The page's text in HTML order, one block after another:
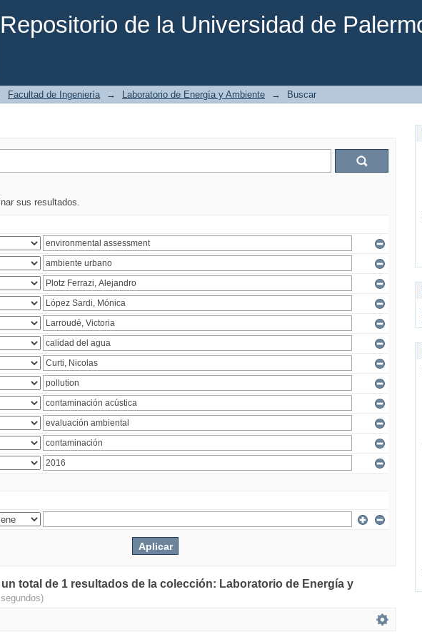
Repositorio de la Universidad de
Facultad de Ingeniería → Laboratorio de Energía y Ambiente → Buscar
sus resultados.
un total de 1 resultados de la colección: Laboratorio de Energía y